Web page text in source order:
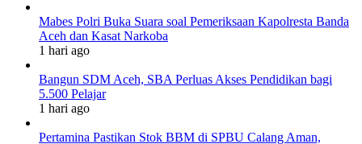
Mabes Polri Buka Suara soal Pemeriksaan Kapolresta Banda
Aceh dan Kasat Narkoba
1 hari ago
Bangun SDM Aceh, SBA Perluas Akses Pendidikan bagi
5.500 Pelajar
1 hari ago
Pertamina Pastikan Stok BBM di SPBU Calang Aman,